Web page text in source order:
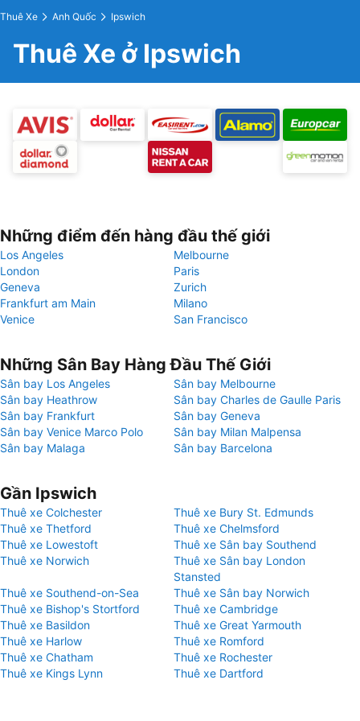
Thuê Xe Anh Quốc Ipswich
Thuê Xe ở Ipswich
Những điểm đến hàng đầu thế giới
Los Angeles
Melbourne
London
Paris
Geneva
Zurich
Frankfurt am Main
Milano
Venice
San Francisco
Những Sân Bay Hàng Đầu Thế Giới
Sân bay Los Angeles
Sân bay Melbourne
Sân bay Heathrow
Sân bay Charles de Gaulle Paris
Sân bay Frankfurt
Sân bay Geneva
Sân bay Venice Marco Polo
Sân bay Milan Malpensa
Sân bay Malaga
Sân bay Barcelona
Gần Ipswich
Thuê xe Colchester
Thuê xe Bury St. Edmunds
Thuê xe Thetford
Thuê xe Chelmsford
Thuê xe Lowestoft
Thuê xe Sân bay Southend
Thuê xe Norwich
Thuê xe Sân bay London
Stansted
Thuê xe Southend-on-Sea
Thuê xe Sân bay Norwich
Thuê xe Bishop's Stortford
Thuê xe Cambridge
Thuê xe Basildon
Thuê xe Great Yarmouth
Thuê xe Harlow
Thuê xe Romford
Thuê xe Chatham
Thuê xe Rochester
Thuê xe Kings Lynn
Thuê xe Dartford